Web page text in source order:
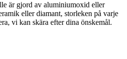
är gjord av aluminiumoxid eller
eller diamant, storleken på varje
vi kan skära efter dina önskemål.